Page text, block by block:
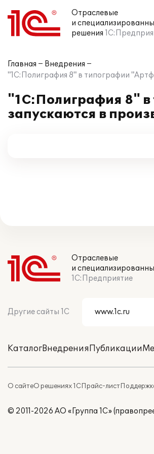
Отраслевые
и
решения
Главная
Внедрения
"1С:Полиграфия 8" в типографии
"1С:Полиграфия 8" в
запускаются в
Отраслевые
и
1С:Предприятие
Другие сайты 1С
КаталогВнедренияПубликации
О сайтеО решениях 1СПрайс-лист
© 2011-2026 АО «Группа 1С»